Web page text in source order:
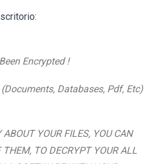
Encrypted !
Databases, Pdf, Etc)
YOUR FILES, YOU CAN
THEM, TO DECRYPT YOUR ALL